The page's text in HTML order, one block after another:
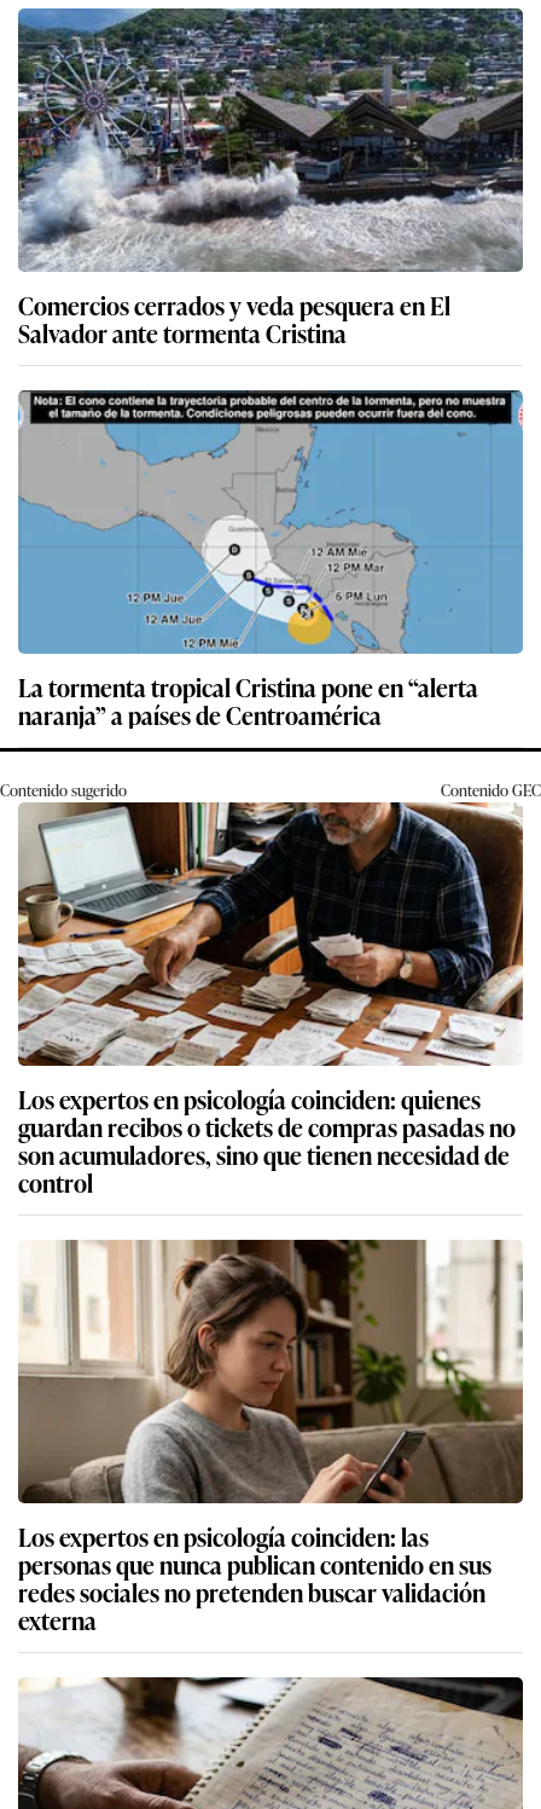
Comercios cerrados y veda pesquera en El
Salvador ante tormenta Cristina
La tormenta tropical Cristina pone en “alerta
naranja” a países de Centroamérica
Contenido sugerido ContenidoGEC
Los expertos en psicología coinciden: quienes
guardan recibos o tickets de compras pasadas no
son acumuladores, sino que tienen necesidad de
control
Los expertos en psicología coinciden: las
personas que nunca publican contenido en sus
redes sociales no pretenden buscar validación
externa